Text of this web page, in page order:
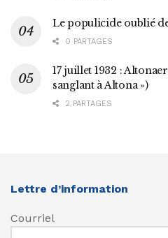
Le populicide oublié
0 PARTAGES
17 juillet 1932 :
sanglant à Altona »)
2 PARTAGES
Lettre d’information
Courriel